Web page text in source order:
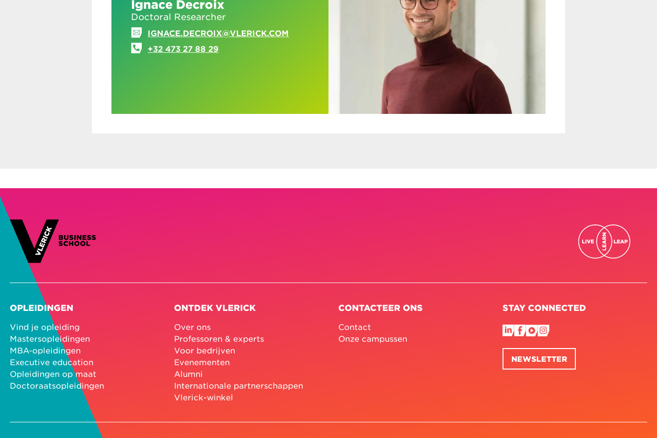
Ignace Decroix
Doctoral Researcher
IGNACE.DECROIX@VLERICK.COM
+32 473 27 88 29
OPLEIDINGEN
Vind je opleiding
Mastersopleidingen
MBA-opleidingen
Executive education
Opleidingen op maat
Doctoraatsopleidingen
ONTDEK VLERICK
Over ons
Professoren & experts
Voor bedrijven
Evenementen
Alumni
Internationale partnerschappen
Vlerick-winkel
CONTACTEER ONS
Contact
Onze campussen
STAY CONNECTED
NEWSLETTER